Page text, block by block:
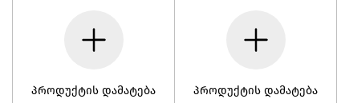
პროდუქტის დამატება პროდუქტის დამატება